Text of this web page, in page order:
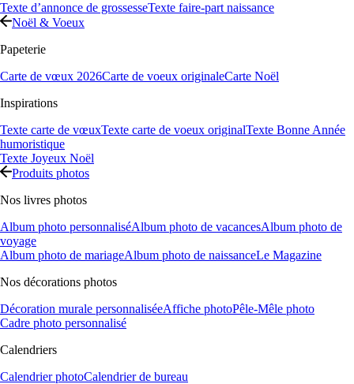
Texte d’annonce de grossesseTexte faire-part naissance
Noël & Voeux
Papeterie
Carte de vœux 2026Carte de voeux originaleCarte Noël
Inspirations
Texte carte de vœuxTexte carte de voeux originalTexte Bonne Année
humoristique
Texte Joyeux Noël
Produits photos
Nos livres photos
Album photo personnaliséAlbum photo de vacancesAlbum photo de
voyage
Album photo de mariageAlbum photo de naissanceLe Magazine
Nos décorations photos
Décoration murale personnaliséeAffiche photoPêle-Mêle photo
Cadre photo personnalisé
Calendriers
Calendrier photoCalendrier de bureau